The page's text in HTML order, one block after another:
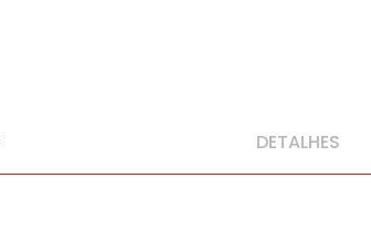
DETALHES